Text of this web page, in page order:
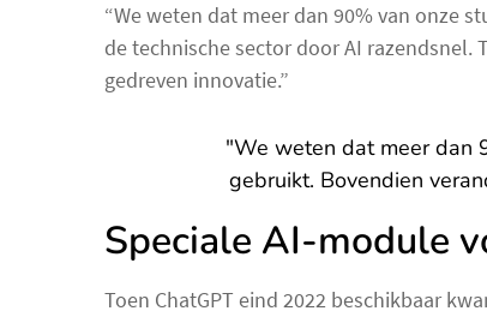
“We weten dat meer dan 90% van onze
de technische sector door AI
gedreven innovatie.”
"We weten dat meer dan
gebruikt. Bovendien
Speciale AI-module
Toen ChatGPT eind 2022 beschikbaar